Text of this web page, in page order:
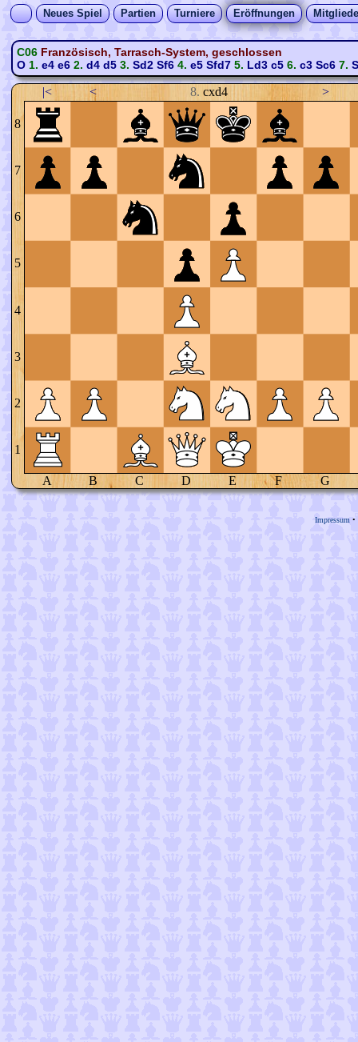
Neues Spiel Partien Turniere Eröffnungen
C06 Französisch, Tarrasch-System, geschlossen
O1. e4 e62. d4 d53. Sd2 Sf64. e5 Sfd75. Ld3 c56. c3 Sc67.
|< < 8. cxd4 >
8
7
6
5
4
3
2
1
A B C D E F G
Impressum •